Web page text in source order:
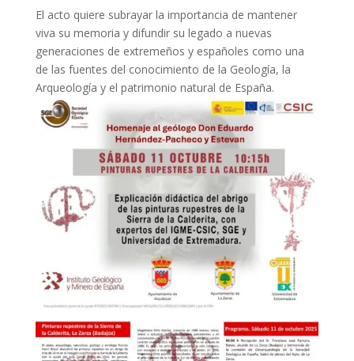
El acto quiere subrayar la importancia de mantener
viva su memoria y difundir su legado a nuevas
generaciones de extremeños y españoles como una
de las fuentes del conocimiento de la Geología, la
Arqueología y el patrimonio natural de España.